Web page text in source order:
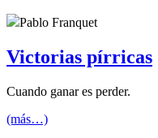
Pablo Franquet
Victorias pírricas
Cuando ganar es perder.
(más…)